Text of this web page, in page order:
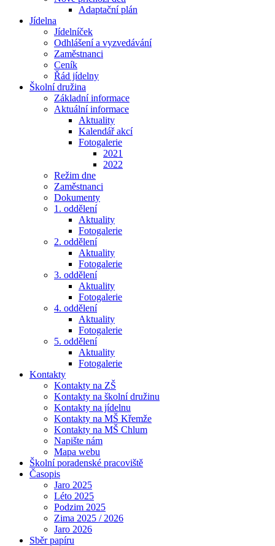
Adaptační plán
Jídelna
Jídelníček
Odhlášení a vyzvedávání
Zaměstnanci
Ceník
Řád jídelny
Školní družina
Základní informace
Aktuální informace
Aktuality
Kalendář akcí
Fotogalerie
2021
2022
Režim dne
Zaměstnanci
Dokumenty
1. oddělení
Aktuality
Fotogalerie
2. oddělení
Aktuality
Fotogalerie
3. oddělení
Aktuality
Fotogalerie
4. oddělení
Aktuality
Fotogalerie
5. oddělení
Aktuality
Fotogalerie
Kontakty
Kontakty na ZŠ
Kontakty na školní družinu
Kontakty na jídelnu
Kontakty na MŠ Křemže
Kontakty na MŠ Chlum
Napište nám
Mapa webu
Školní poradenské pracoviště
Časopis
Jaro 2025
Léto 2025
Podzim 2025
Zima 2025 / 2026
Jaro 2026
Sběr papíru